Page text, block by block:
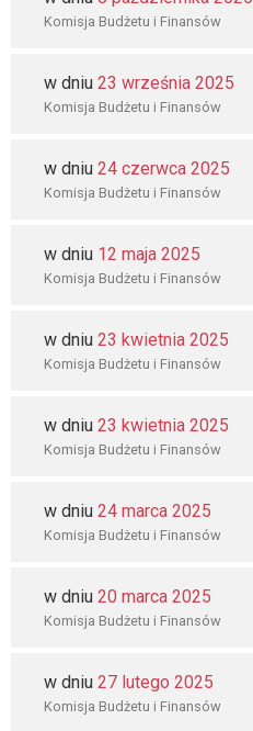
Komisja Budżetu i Finansów
w dniu 23 września 2025
Komisja Budżetu i Finansów
w dniu 24 czerwca 2025
Komisja Budżetu i Finansów
w dniu 12 maja 2025
Komisja Budżetu i Finansów
w dniu 23 kwietnia 2025
Komisja Budżetu i Finansów
w dniu 23 kwietnia 2025
Komisja Budżetu i Finansów
w dniu 24 marca 2025
Komisja Budżetu i Finansów
w dniu 20 marca 2025
Komisja Budżetu i Finansów
w dniu 27 lutego 2025
Komisja Budżetu i Finansów